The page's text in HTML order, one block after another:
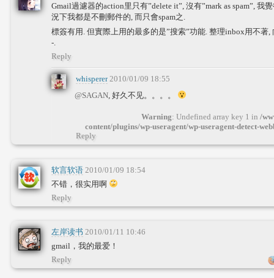
Gmail過濾器的action里只有”delete it”, 沒有”mark as spam”,
況下我都是不刪郵件的, 而只會spam之.
標簽有用. 但實際上用的最多的是”搜索”功能. 整理inbox用不著,
-.
Reply
whisperer 2010/01/09 18:55
@SAGAN, 好久不见。。。。
Warning: Undefined array key 1 in /
content/plugins/wp-useragent/wp-useragent-detect-
Reply
软言软语 2010/01/09 18:54
不错，很实用啊
Reply
左岸读书 2010/01/11 10:46
gmail，我的最爱！
Reply